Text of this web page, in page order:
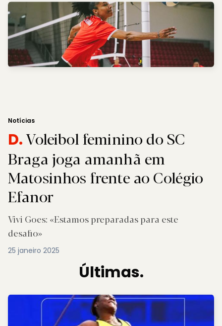
Notícias
D.Voleibol feminino do SC
Braga joga amanhã em
Matosinhos frente ao Colégio
Efanor
Vivi Goes: «Estamos preparadas para este
desafio»
25 janeiro 2025
Últimas.